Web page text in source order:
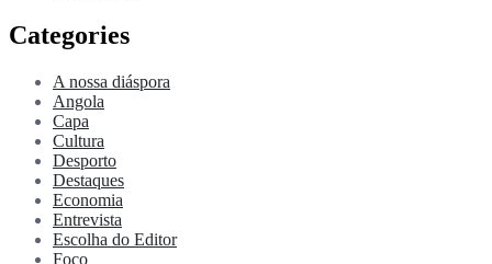
Categories
A nossa diáspora
Angola
Capa
Cultura
Desporto
Destaques
Economia
Entrevista
Escolha do Editor
Foco